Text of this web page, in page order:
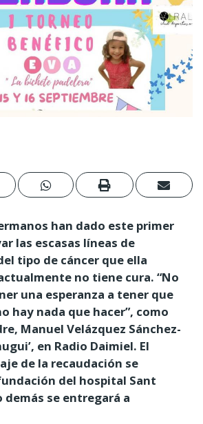
han dado este primer
las escasas líneas de
tipo de cáncer que ella
no tiene cura. “No
una esperanza a tener que
hay nada que hacer”, como
Manuel Velázquez Sánchez-
en Radio Daimiel. El
de la recaudación se
del hospital Sant
demás se entregará a